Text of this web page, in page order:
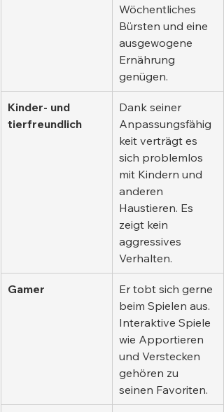
Wöchentliches
Bürsten und eine
ausgewogene
Ernährung
genügen.
Kinder- und
tierfreundlich
Dank seiner
Anpassungsfähig
keit verträgt es
sich problemlos
mit Kindern und
anderen
Haustieren. Es
zeigt kein
aggressives
Verhalten.
Gamer
Er tobt sich gerne
beim Spielen aus.
Interaktive Spiele
wie Apportieren
und Verstecken
gehören zu
seinen Favoriten.